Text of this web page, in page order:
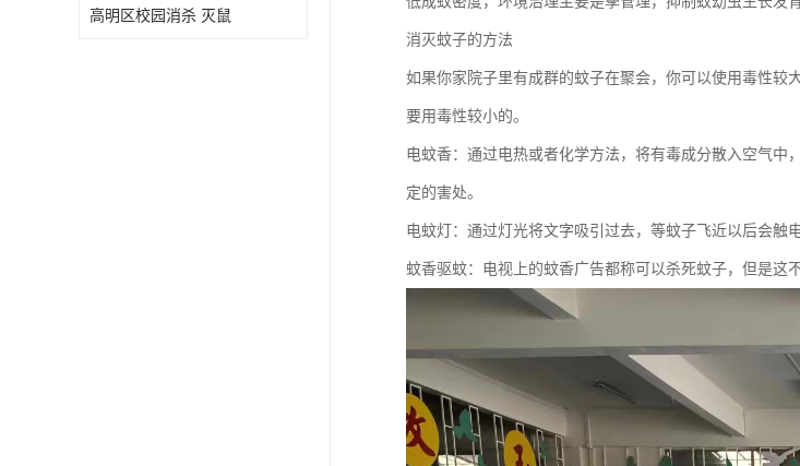
高明区校园消杀 灭鼠
消灭蚊子的方法
如果你家院子里有成群的蚊子在聚会，你可以使用毒性较
要用毒性较小的。
电蚊香：通过电热或者化学方法，将有毒成分散入空气
定的害处。
电蚊灯：通过灯光将文字吸引过去，等蚊子飞近以后会触
蚊香驱蚊：电视上的蚊香广告都称可以杀死蚊子，但是这